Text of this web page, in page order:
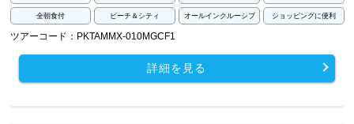
全朝食付 ビーチ＆シティ オールインクルーシブ ショッピングに便利
ツアーコード：PKTAMMX-010MGCF1
詳細を見る